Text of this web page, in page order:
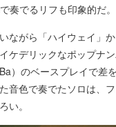
奏でるリフも印象的だ。
ながら「ハイウェイ」
ケデリックなポップナ
）のベースプレイで差
音色で奏でたソロは、
い。